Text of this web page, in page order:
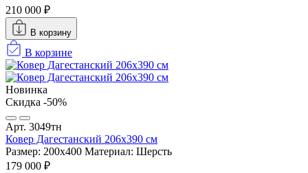
210 000 ₽
В корзину
В корзине
Новинка
Скидка -50%
Арт. 3049тн
Ковер Дагестанский 206x390 см
Размер: 200х400 Материал: Шерсть
179 000 ₽